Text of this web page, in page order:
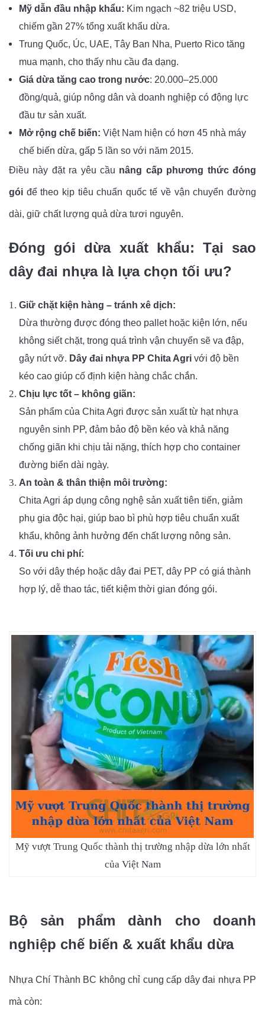
Mỹ dẫn đầu nhập khẩu: Kim ngạch ~82 triệu USD,
chiếm gần 27% tổng xuất khẩu dừa.
Trung Quốc, Úc, UAE, Tây Ban Nha, Puerto Rico tăng
mua mạnh, cho thấy nhu cầu đa dạng.
Giá dừa tăng cao trong nước: 20.000–25.000
đồng/quả, giúp nông dân và doanh nghiệp có động lực
đầu tư sản xuất.
Mở rộng chế biến: Việt Nam hiện có hơn 45 nhà máy
chế biến dừa, gấp 5 lần so với năm 2015.
Điều này đặt ra yêu cầu nâng cấp phương thức đóng
gói để theo kịp tiêu chuẩn quốc tế về vận chuyển đường
dài, giữ chất lượng quả dừa tươi nguyên.
Đóng gói dừa xuất khẩu: Tại sao
dây đai nhựa là lựa chọn tối ưu?
Giữ chặt kiện hàng – tránh xê dịch:
Dừa thường được đóng theo pallet hoặc kiện lớn, nếu
không siết chặt, trong quá trình vận chuyển sẽ va đập,
gây nứt vỡ. Dây đai nhựa PP Chita Agri với độ bền
kéo cao giúp cố định kiện hàng chắc chắn.
Chịu lực tốt – không giãn:
Sản phẩm của Chita Agri được sản xuất từ hạt nhựa
nguyên sinh PP, đảm bảo độ bền kéo và khả năng
chống giãn khi chịu tải nặng, thích hợp cho container
đường biển dài ngày.
An toàn & thân thiện môi trường:
Chita Agri áp dụng công nghệ sản xuất tiên tiến, giảm
phụ gia độc hại, giúp bao bì phù hợp tiêu chuẩn xuất
khẩu, không ảnh hưởng đến chất lượng nông sản.
Tối ưu chi phí:
So với dây thép hoặc dây đai PET, dây PP có giá thành
hợp lý, dễ thao tác, tiết kiệm thời gian đóng gói.
Mỹ vượt Trung Quốc thành thị trường nhập dừa lớn nhất
của Việt Nam
Bộ sản phẩm dành cho doanh
nghiệp chế biến & xuất khẩu dừa
Nhựa Chí Thành BC không chỉ cung cấp dây đai nhựa PP
mà còn: